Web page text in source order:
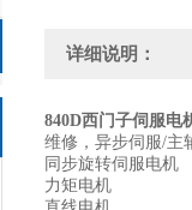
详细说明：
840D西门子伺服电
维修，异步伺服/主
同步旋转伺服电机
力矩电机